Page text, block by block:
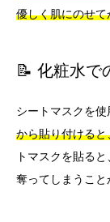
優しく肌にのせ
📝 化粧水で
シートマスクを使
から貼り付ける
トマスクを貼る
奪ってしまうこと